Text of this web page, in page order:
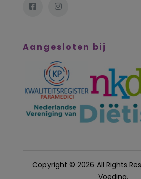
Aangesloten bij
Copyright © 2026 All Rights